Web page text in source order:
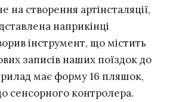
на створення артінсталяції,
​​наприкінці
інструмент, що містить
записів наших поїздок до
має форму 16 пляшок,
сенсорного контролера.